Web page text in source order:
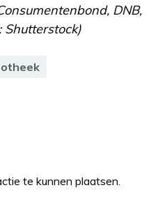
DNB,
Shutterstock)
te kunnen plaatsen.